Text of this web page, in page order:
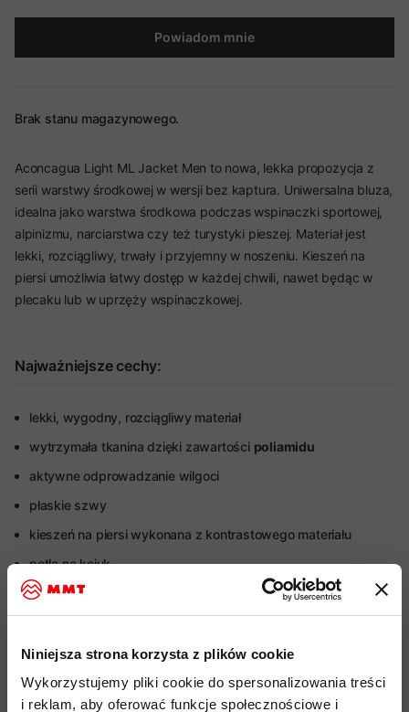
Niniejsza strona korzysta z plików cookie
Wykorzystujemy pliki cookie do spersonalizowania treści
i reklam, aby oferować funkcje społecznościowe i
Powiadom mnie
Brak stanu magazynowego.
Aconcagua Light ML Jacket Men to nowa, lekka propozycja z
serii warstwy środkowej w wersji bez kaptura. Uniwersalna bluza,
idealna jako warstwa środkowa podczas wspinaczki sportowej,
alpinizmu, narciarstwa czy też turystyki pieszej. Materiał jest
lekki, rozciągliwy, trwały i przyjemny w noszeniu. Kieszeń na
piersi umożliwia łatwy dostęp w każdej chwili, nawet będąc w
plecaku lub w uprzęży wspinaczkowej.
Najważniejsze cechy:
lekki, wygodny, rozciągliwy materiał
wytrzymała tkanina dzięki zawartości poliamidu
aktywne odprowadzanie wilgoci
płaskie szwy
kieszeń na piersi wykonana z kontrastowego materiału
pętla na kciuk
bardzo dobry stosunek ciepła do wagi
Więcej o produkcie
Specyfikacja